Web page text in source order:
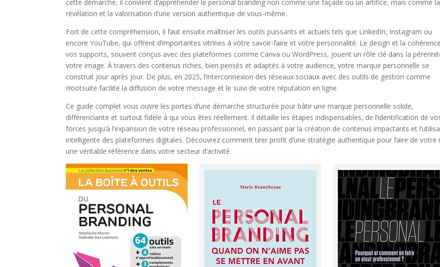
cette démarche, il convient d’appréhender le personal branding non comme une façade ou un artifice, mais comme la
révélation et la valorisation d’une version authentique de vous-même.
Fort de cette compréhension, il faut ensuite maîtriser les outils puissants et actuels tels que LinkedIn, Instagram ou
encore YouTube, qui offrent d’importantes vitrines à votre savoir-faire et votre personnalité. Le design et la
vos supports, souvent conçus avec des plateformes comme Canva ou WordPress, jouent un rôle clé dans la
votre image. À travers des contenus riches, bien pensés et adaptés à votre audience, votre marque personnelle se
construit jour après jour. De plus, en 2025, l’interconnexion des réseaux sociaux avec des outils de gestion comme
Hootsuite facilite la diffusion de votre message et le suivi de votre réputation en ligne.
Ce guide complet vous ouvre les portes d’une démarche structurée pour bâtir une marque personnelle solide,
différenciante et surtout fidèle à qui vous êtes réellement. Il détaille les étapes indispensables, de l’identification de
forces jusqu’à l’expansion de votre réseau professionnel, en passant par la création de contenus impactants et
intelligente des plateformes digitales. Découvrez comment tirer profit d’une stratégie authentique pour faire de votre
une véritable référence dans votre secteur d’activité.